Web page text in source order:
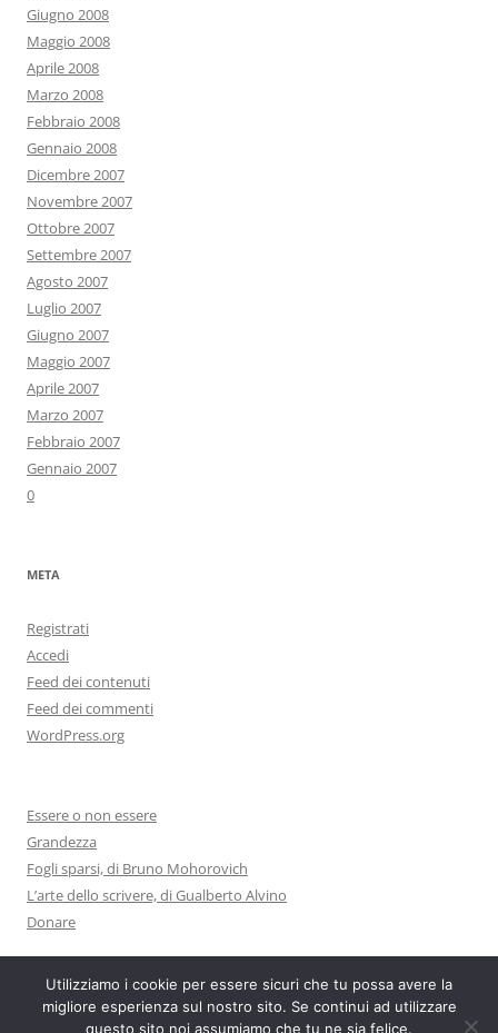
Giugno 2008
Maggio 2008
Aprile 2008
Marzo 2008
Febbraio 2008
Gennaio 2008
Dicembre 2007
Novembre 2007
Ottobre 2007
Settembre 2007
Agosto 2007
Luglio 2007
Giugno 2007
Maggio 2007
Aprile 2007
Marzo 2007
Febbraio 2007
Gennaio 2007
0
META
Registrati
Accedi
Feed dei contenuti
Feed dei commenti
WordPress.org
Essere o non essere
Grandezza
Fogli sparsi, di Bruno Mohorovich
L’arte dello scrivere, di Gualberto Alvino
Donare
Utilizziamo i cookie per essere sicuri che tu possa avere la
migliore esperienza sul nostro sito. Se continui ad utilizzare
questo sito noi assumiamo che tu ne sia felice.